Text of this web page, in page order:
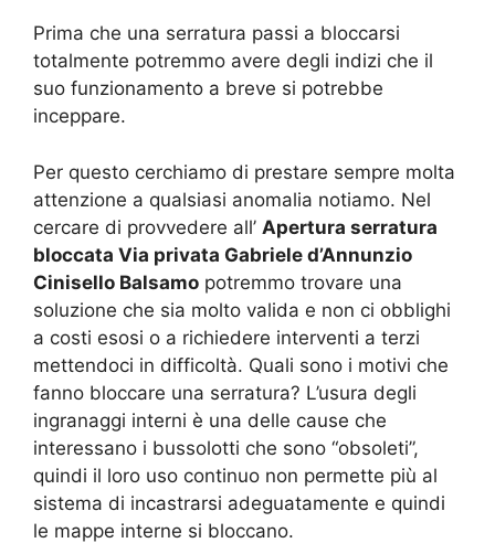
Prima che una serratura passi a bloccarsi
totalmente potremmo avere degli indizi che il
suo funzionamento a breve si potrebbe
inceppare.
Per questo cerchiamo di prestare sempre molta
attenzione a qualsiasi anomalia notiamo. Nel
cercare di provvedere all’ Apertura serratura
bloccata Via privata Gabriele d’Annunzio
Cinisello Balsamo potremmo trovare una
soluzione che sia molto valida e non ci obblighi
a costi esosi o a richiedere interventi a terzi
mettendoci in difficoltà. Quali sono i motivi che
fanno bloccare una serratura? L’usura degli
ingranaggi interni è una delle cause che
interessano i bussolotti che sono “obsoleti”,
quindi il loro uso continuo non permette più al
sistema di incastrarsi adeguatamente e quindi
le mappe interne si bloccano.